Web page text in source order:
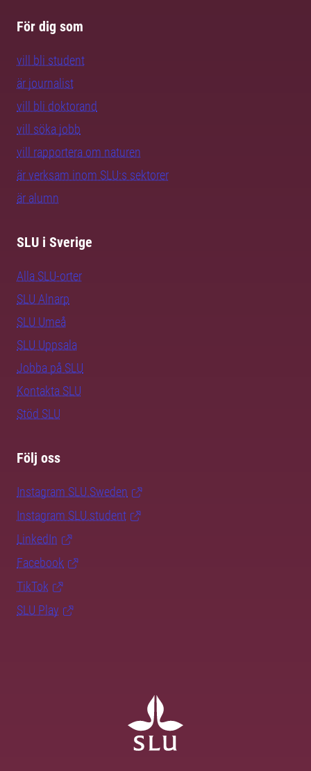
För dig som
vill bli student
är journalist
vill bli doktorand
vill söka jobb
vill rapportera om naturen
är verksam inom SLU:s sektorer
är alumn
SLU i Sverige
Alla SLU-orter
SLU Alnarp
SLU Umeå
SLU Uppsala
Jobba på SLU
Kontakta SLU
Stöd SLU
Följ oss
Instagram SLU.Sweden
Instagram SLU.student
LinkedIn
Facebook
TikTok
SLU Play